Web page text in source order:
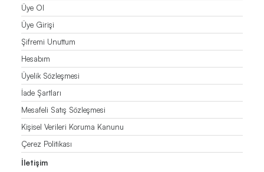
Üye Ol
Üye Girişi
Şifremi Unuttum
Hesabım
Üyelik Sözleşmesi
İade Şartları
Mesafeli Satış Sözleşmesi
Kişisel Verileri Koruma Kanunu
Çerez Politikası
İletişim